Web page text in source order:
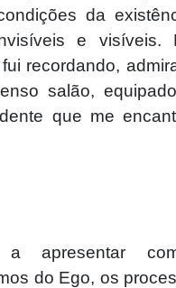
da
e visíveis.
recordando,
salão,
que me
a apresentar
do Ego, os